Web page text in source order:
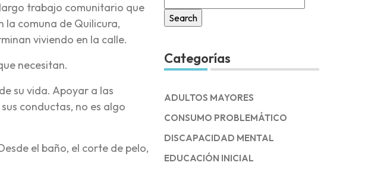
largo trabajo comunitario que
la comuna de Quilicura,
viviendo en la calle.
necesitan.
su vida. Apoyar a las
conductas, no es algo
el baño, el corte de pelo,
for:
Categorías
ADULTOS MAYORES
CONSUMO PROBLEMÁTICO
DISCAPACIDAD MENTAL
EDUCACIÓN INICIAL